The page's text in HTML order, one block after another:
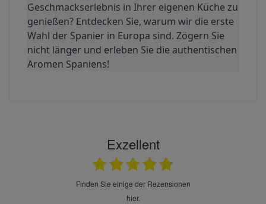
Geschmackserlebnis in Ihrer eigenen Küche zu
genießen? Entdecken Sie, warum wir die erste
Wahl der Spanier in Europa sind. Zögern Sie
nicht länger und erleben Sie die authentischen
Aromen Spaniens!
Exzellent
finden Sie einige der Rezensionen
hier.